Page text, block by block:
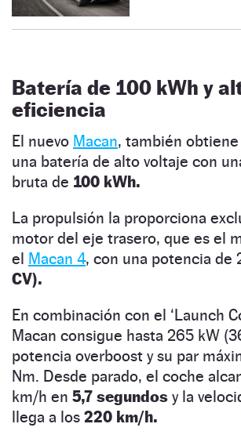
Batería de 100 kWh y
eficiencia
El nuevo Macan, también
una batería de alto voltaje con
bruta de 100 kWh.
La propulsión la proporciona
motor del eje trasero, que es el
el Macan 4, con una potencia de
CV).
En combinación con el ‘Launch
Macan consigue hasta 265 kW
potencia overboost y su par
Nm. Desde parado, el coche
km/h en 5,7 segundos y la
llega a los 220 km/h.